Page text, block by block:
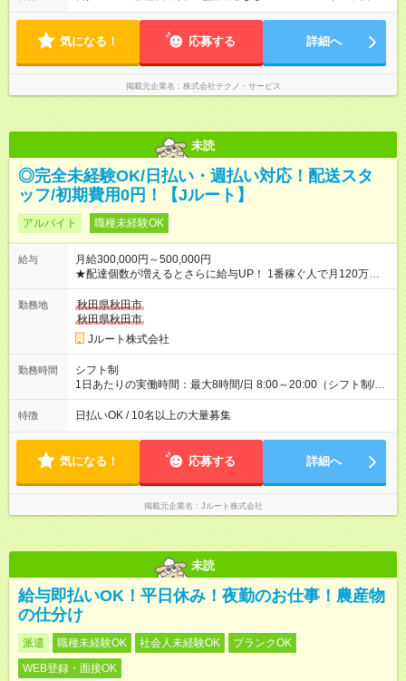
気になる！ 応募する 詳細へ
掲載元企業名 株式会社テクノ・サービス
未読
◎完全未経験OK/日払い・週払い対応！配送スタ
ッフ/初期費用0円！【Jルート】
アルバイト 職種未経験OK
給与
月給300,000円～500,000円
★配達個数が増えるとさらに給与UP！ 1番稼ぐ人で月120万ほ
ど！ ・主要都市エリア 月収55万円／週5日稼働 月収65万~112
万円／週6日稼働 ・地方郊外エリア 月収40万円／週5日稼働 月
収40万円~50万円／週6日稼働 ＜モデルイメージ＞ ■月収50万
円 (27歳男性/江東区在住)※元建築関係 1日150個配達×25日勤務
(日休み) ■月収80万円(43歳男性/墨田区在住)※元営業 1日200個
勤務地
秋田県秋田市
秋田県秋田市
Jルート株式会社
勤務時間
シフト制
1日あたりの実働時間：最大8時間/日 8:00～20:00（シフト制/実
働8時間） ※週5日勤務（場所次第では週4も有り） ※配達状況に
よって時間外での勤務可能性有り ※案件により多少の前後あり
特徴 日払いOK / 10名以上の大量募集
気になる！ 応募する 詳細へ
掲載元企業名 Jルート株式会社
未読
給与即払いOK！平日休み！夜勤のお仕事！農産物
の仕分け
派遣 職種未経験OK 社会人未経験OK
ブランクOK
WEB登録・面接OK